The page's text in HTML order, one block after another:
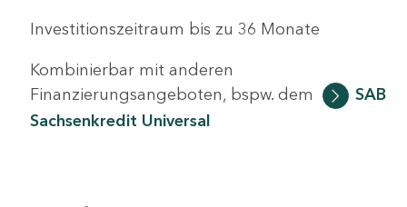
Investitionszeitraum bis zu 36 Monate
Kombinierbar mit anderen
Finanzierungsangeboten, bspw. dem
SAB
Sachsenkredit Universal